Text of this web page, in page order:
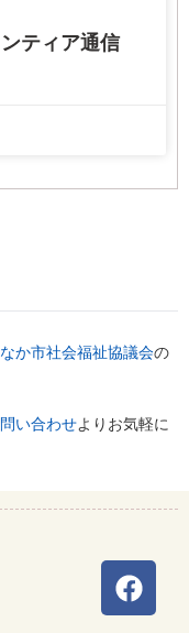
ティア通信
か市社会福祉協議会の
い合わせよりお気軽に